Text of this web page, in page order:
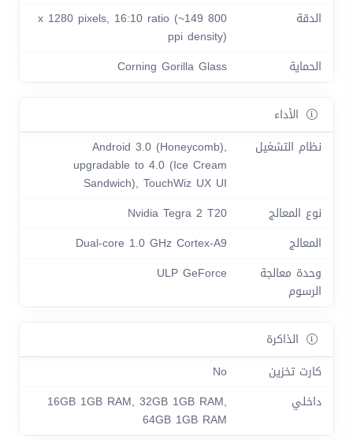
الدقة
800 x 1280 pixels, 16:10 ratio (~149
ppi density)
الحماية
Corning Gorilla Glass
الأداء
نظام التشغيل
Android 3.0 (Honeycomb),
upgradable to 4.0 (Ice Cream
Sandwich), TouchWiz UX UI
نوع المعالج
Nvidia Tegra 2 T20
المعالج
Dual-core 1.0 GHz Cortex-A9
وحدة معالجة
الرسوم
ULP GeForce
الذاكرة
كارت تخزين
No
داخلي
16GB 1GB RAM, 32GB 1GB RAM,
64GB 1GB RAM